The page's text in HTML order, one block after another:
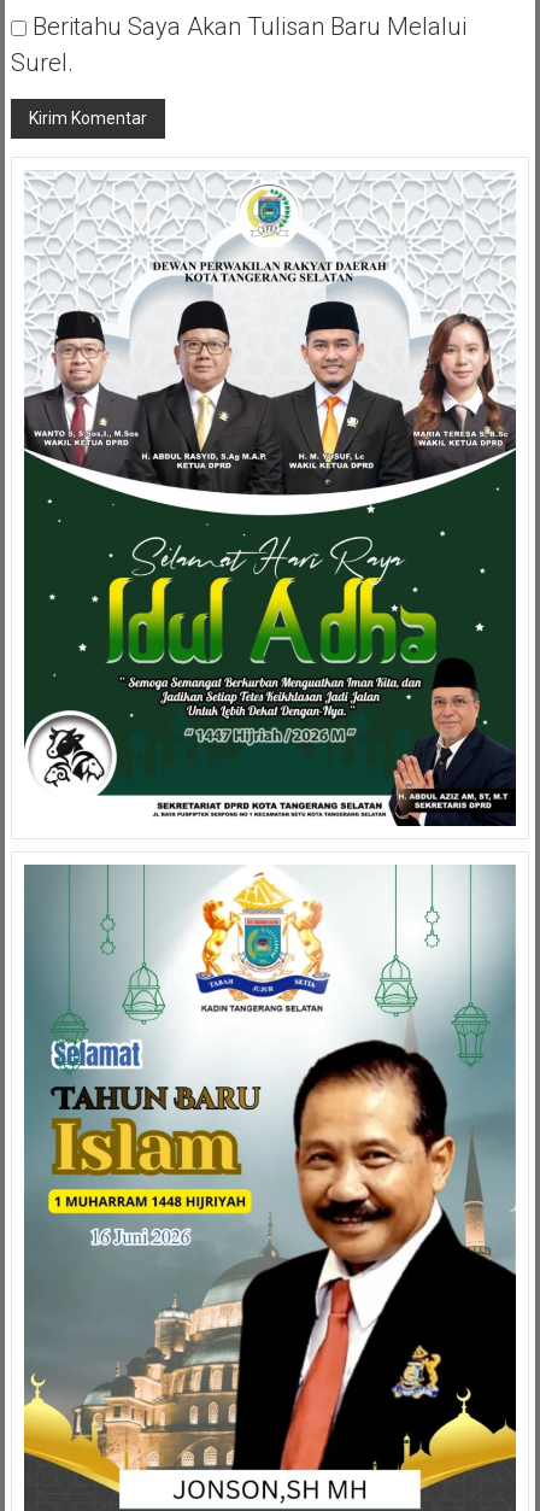
Beritahu Saya Akan Tulisan Baru Melalui
Surel.